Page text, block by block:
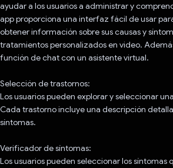
ayudar a los usuarios a administrar y
app proporciona una interfaz fácil de usar
obtener información sobre sus causas y
tratamientos personalizados en video.
función de chat con un asistente virtual.
Selección de trastornos:
Los usuarios pueden explorar y seleccionar
Cada trastorno incluye una descripción
síntomas.
Verificador de síntomas:
Los usuarios pueden seleccionar los síntomas